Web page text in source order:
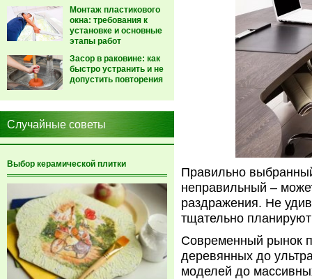
Монтаж пластикового
окна: требования к
установке и основные
этапы работ
Засор в раковине: как
быстро устранить и не
допустить повторения
Случайные советы
Выбор керамической плитки
Правильно
неправильный –
раздражения. Не
тщательно
Современный рынок
деревянных до
моделей до